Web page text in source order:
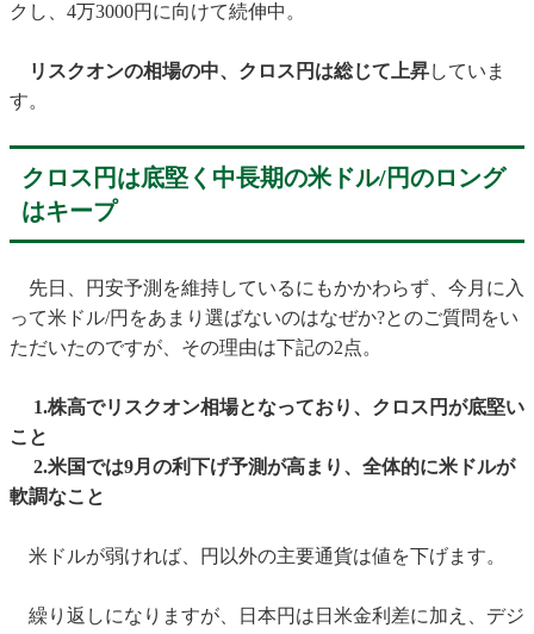
クし、4万3000円に向けて続伸中。
リスクオンの相場の中、クロス円は総じて上昇していま
す。
クロス円は底堅く中長期の米ドル/円のロング
はキープ
先日、円安予測を維持しているにもかかわらず、今月に入
って米ドル/円をあまり選ばないのはなぜか?とのご質問をい
ただいたのですが、その理由は下記の2点。
1.株高でリスクオン相場となっており、クロス円が底堅い
こと
2.米国では9月の利下げ予測が高まり、全体的に米ドルが
軟調なこと
米ドルが弱ければ、円以外の主要通貨は値を下げます。
繰り返しになりますが、日本円は日米金利差に加え、デジ